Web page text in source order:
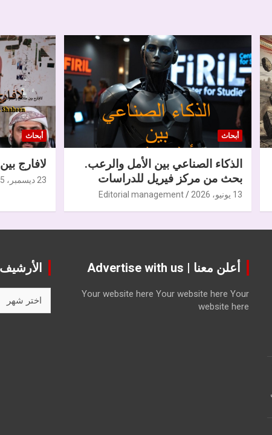
أبحاث
الذكاء الصناعي بين الأمل والرعب.
بحث من مركز فيريل للدراسات
13 يونيو، 2026 Editorial management
أبحاث
لافارج
23 ديسمبر، 2025
أعلن معنا | Advertise with us
Your website here Your website here Your
website here
الأرشيف